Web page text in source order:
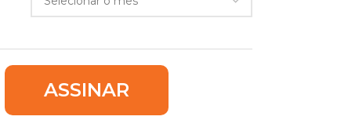
ASSINAR